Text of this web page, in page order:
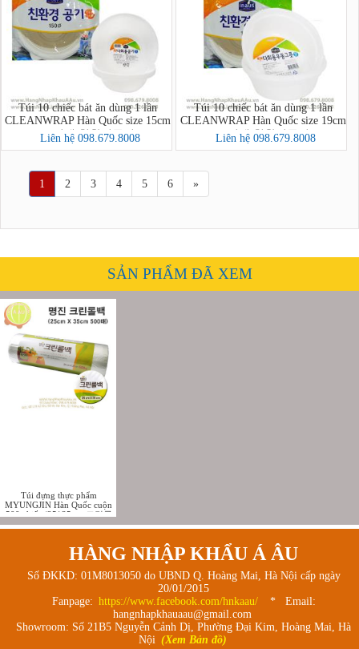
Túi 10 chiếc bát ăn dùng 1 lần
CLEANWRAP Hàn Quốc size 15cm
(크린랩 친환경공기)
Liên hệ 098.679.8008
Túi 10 chiếc bát ăn dùng 1 lần
CLEANWRAP Hàn Quốc size 19cm
(크린랩 친환경공기)
Liên hệ 098.679.8008
1 2 3 4 5 6 »
SẢN PHẨM ĐÃ XEM
Túi đựng thực phẩm
MYUNGJIN Hàn Quốc cuộn
500 chiếc (25*35cm-크린롤
백_업소용(중))
HÀNG NHẬP KHẨU Á ÂU
Số ĐKKD: 01M8013050 do UBND Q. Hoàng Mai, Hà Nội cấp ngày
20/01/2015
Fanpage: https://www.facebook.com/hnkaau/
* Email:
hangnhapkhauaau@gmail.com
Showroom: Số 21B5 Nguyễn Cảnh Dị, Phường Đại Kim, Hoàng Mai, Hà
Nội (Xem Bản đồ)